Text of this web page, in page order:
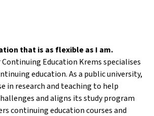
that is as flexible as I am.
Education Krems specialises
education. As a public university,
in research and teaching to help
and aligns its study program
continuing education courses and